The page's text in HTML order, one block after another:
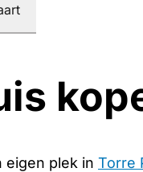
eigen plek in Torre